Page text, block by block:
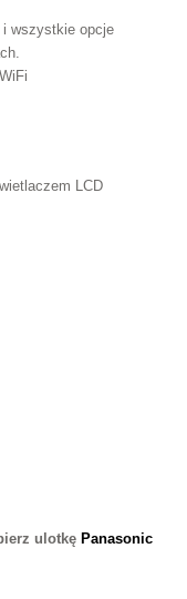
i wszystkie opcje
LCD
ulotkę Panasonic